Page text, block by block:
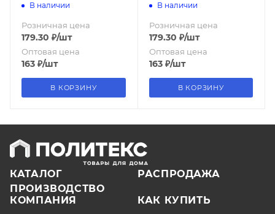
В наличии
Розничная цена
179.30 ₽/шт
Оптовая цена
163 ₽/шт
В КОРЗИНУ
В наличии
Розничная цена
179.30 ₽/шт
Оптовая цена
163₽/шт
В КОРЗИНУ
КАТАЛОГ
РАСПРОДАЖА
ПРОИЗВОДСТВО
КОМПАНИЯ
КАК КУПИТЬ